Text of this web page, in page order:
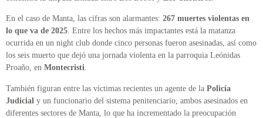
En el caso de Manta, las cifras son alarmantes: 267 muertes violentas en
lo que va de 2025. Entre los hechos más impactantes está la matanza
ocurrida en un night club donde cinco personas fueron asesinadas, así como
los seis muerto que dejó una jornada violenta en la parroquia Leónidas
Proaño, en Montecristi.
También figuran entre las víctimas recientes un agente de la Policía
Judicial y un funcionario del sistema penitenciario, ambos asesinados en
diferentes sectores de Manta, lo que ha incrementado la preocupación